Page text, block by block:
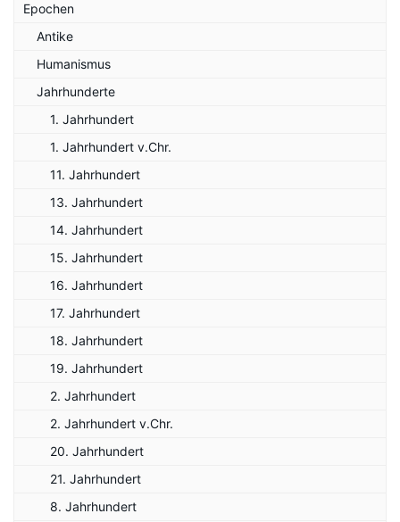
Epochen
Antike
Humanismus
Jahrhunderte
1. Jahrhundert
1. Jahrhundert v.Chr.
11. Jahrhundert
13. Jahrhundert
14. Jahrhundert
15. Jahrhundert
16. Jahrhundert
17. Jahrhundert
18. Jahrhundert
19. Jahrhundert
2. Jahrhundert
2. Jahrhundert v.Chr.
20. Jahrhundert
21. Jahrhundert
8. Jahrhundert